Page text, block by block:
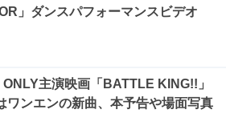
」ダンスパフォーマンスビデオ
主演映画「BATTLE KING!!」
ワンエンの新曲、本予告や場面写真